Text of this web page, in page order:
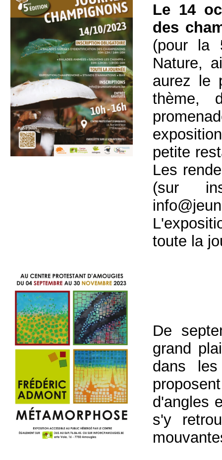
Le 14
des
(pour la
Nature,
aurez le
thème,
petite
Les
(sur
toute la
De
grand
dans
d'angles
s'y